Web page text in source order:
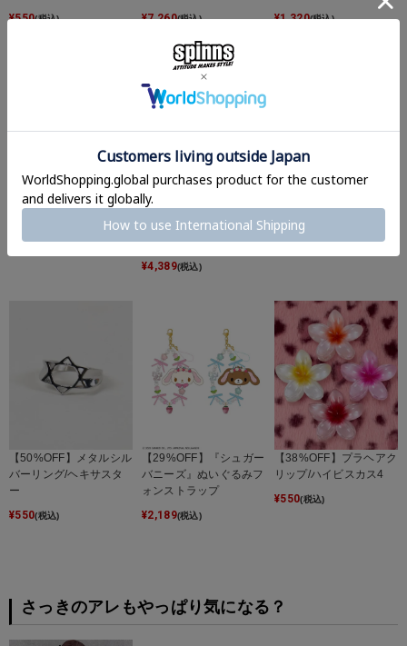
¥550(税込)
¥7,260(税込)
¥1,320(税込)
【35%OFF】『not Flaw
less』フラワーパンツ
【50%OFF】『not Flaw
less』フレアレースパン
ツ
¥4,389(税込)
【38%OFF】プラキーホ
ルダー/ピアノ
【50%OFF】メタルシル
バーリング/ヘキサスタ
ー
¥550(税込)
【29%OFF】『シュガー
バニーズ』ぬいぐるみフ
ォンストラップ
¥2,189(税込)
【38%OFF】プラヘアク
リップ/ハイビスカス4
¥550(税込)
さっきのアレもやっぱり気になる？